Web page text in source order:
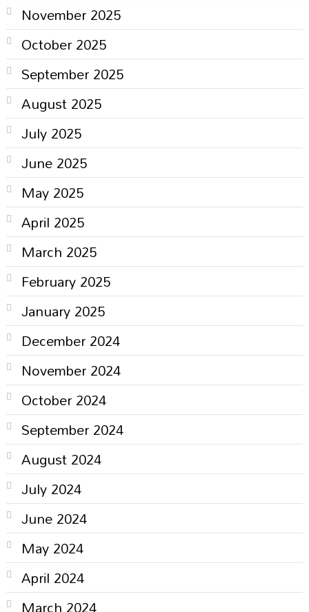
November 2025
October 2025
September 2025
August 2025
July 2025
June 2025
May 2025
April 2025
March 2025
February 2025
January 2025
December 2024
November 2024
October 2024
September 2024
August 2024
July 2024
June 2024
May 2024
April 2024